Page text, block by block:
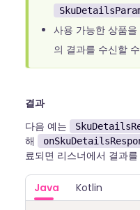
사용 가능한 상품
의 결과를 수신할
결과
다음 예는
해
료되면 리스너에서 결과
Java Kotlin